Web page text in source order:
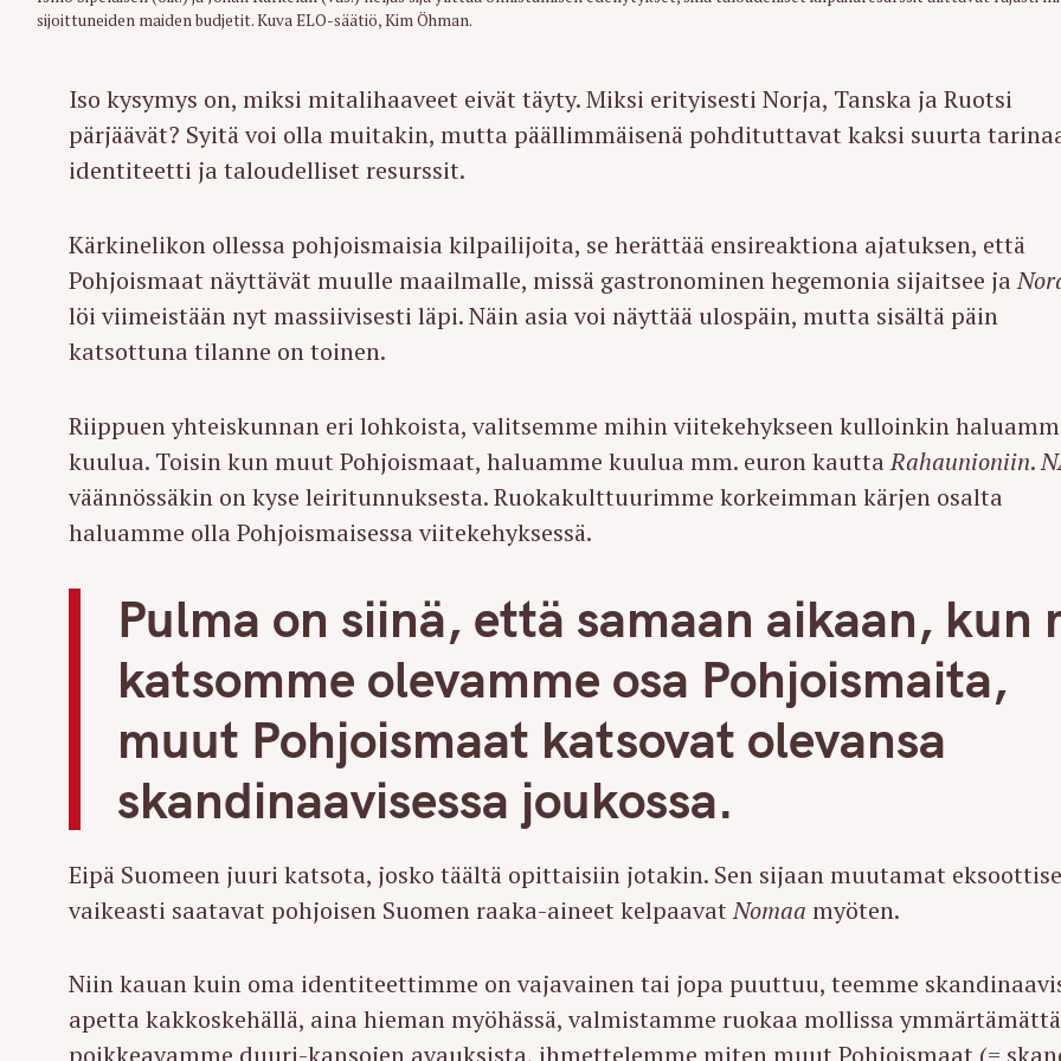
sijoittuneiden maiden budjetit. Kuva ELO-säätiö, Kim Öhman.
Iso kysymys on, miksi mitalihaaveet eivät täyty. Miksi erityisesti Norja, Tanska ja Ruotsi
pärjäävät? Syitä voi olla muitakin, mutta päällimmäisenä pohdituttavat kaksi suurta
identiteetti ja taloudelliset resurssit.
Kärkinelikon ollessa pohjoismaisia kilpailijoita, se herättää ensireaktiona ajatuksen, että
Pohjoismaat näyttävät muulle maailmalle, missä gastronominen hegemonia sijaitsee ja
löi viimeistään nyt massiivisesti läpi. Näin asia voi näyttää ulospäin, mutta sisältä päin
katsottuna tilanne on toinen.
Riippuen yhteiskunnan eri lohkoista, valitsemme mihin viitekehykseen kulloinkin
kuulua. Toisin kun muut Pohjoismaat, haluamme kuulua mm. euron kauttaRahaunioniin.
väännössäkin on kyse leiritunnuksesta. Ruokakulttuurimme korkeimman kärjen osalta
haluamme olla Pohjoismaisessa viitekehyksessä.
Pulma on siinä, että samaan aikaan, kun
katsomme olevamme osa Pohjoismaita,
muut Pohjoismaat katsovat olevansa
skandinaavisessa joukossa.
Eipä Suomeen juuri katsota, josko täältä opittaisiin jotakin. Sen sijaan muutamat
vaikeasti saatavat pohjoisen Suomen raaka-aineet kelpaavatNomaa myöten.
Niin kauan kuin oma identiteettimme on vajavainen tai jopa puuttuu, teemme
apetta kakkoskehällä, aina hieman myöhässä, valmistamme ruokaa mollissa ymmärtämättä